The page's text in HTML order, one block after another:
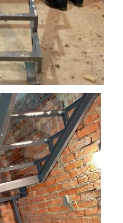
и
балясин и
ограждений и
перила
тросах
с двух
из
Прямые
С двумя
Лестницы 270
55 градусов
60 градусов
Угловые
Материал
ступеней:
Обшивка каркаса
из бука
Обшивка
из дуба
Обшивка
металлокаркаса
лиственницы
Обшивка каркаса
из сосны
Обшивка из